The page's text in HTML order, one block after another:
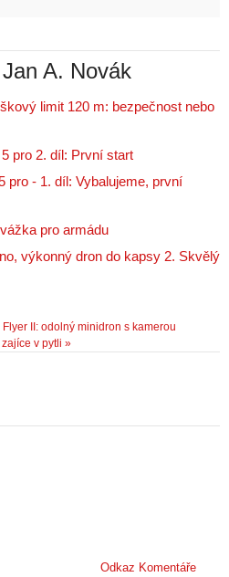
A. Novák
limit 120 m: bezpečnost nebo
pro 2. díl: První start
pro - 1. díl: Vybalujeme, první
pro armádu
výkonný dron do kapsy 2. Skvělý
Flyer II: odolný minidron s kamerou
v pytli »
Odkaz Komentáře